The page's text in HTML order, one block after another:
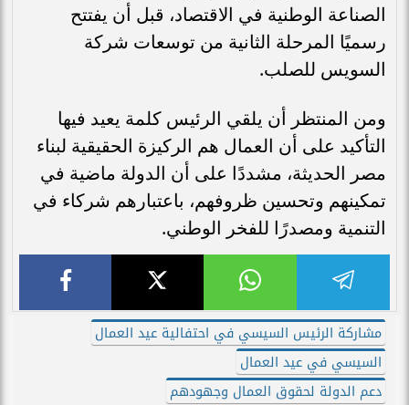
الصناعة الوطنية في الاقتصاد، قبل أن يفتتح
رسميًا المرحلة الثانية من توسعات شركة
السويس للصلب.
ومن المنتظر أن يلقي الرئيس كلمة يعيد فيها
التأكيد على أن العمال هم الركيزة الحقيقية لبناء
مصر الحديثة، مشددًا على أن الدولة ماضية في
تمكينهم وتحسين ظروفهم، باعتبارهم شركاء في
التنمية ومصدرًا للفخر الوطني.
مشاركة الرئيس السيسي في احتفالية عيد العمال
السيسي في عيد العمال
دعم الدولة لحقوق العمال وجهودهم